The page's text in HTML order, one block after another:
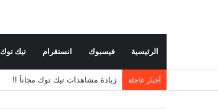
الرئيسية فيسبوك انستقرام تيك توك
أخبار عاجلة زيادة مشاهدات تيك توك مجانآ !!